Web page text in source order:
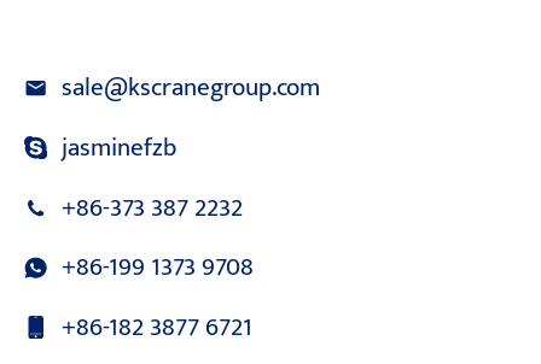
sale@kscranegroup.com
jasminefzb
+86-373 387 2232
+86-199 1373 9708
+86-182 3877 6721